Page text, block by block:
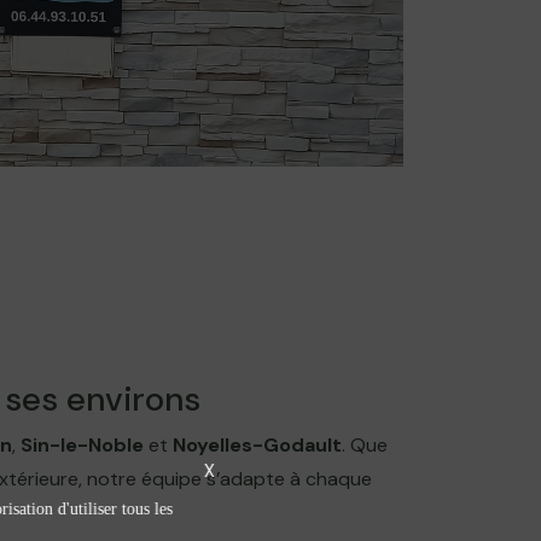
environs
, Sin-le-Noble et Noyelles-Godault. Que
notre équipe s’adapte à chaque
X
d'utiliser tous les